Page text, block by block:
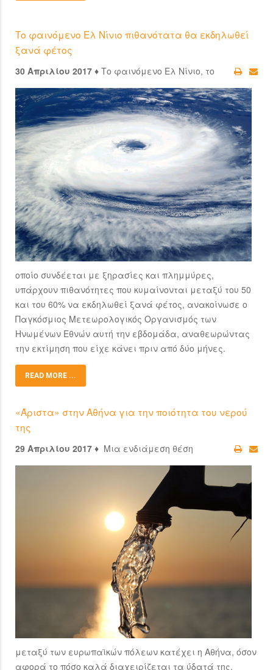
Το φαινόμενο Ελ Νίνιο πιθανότατα θα εκδηλωθεί
ξανά φέτος
30 Απριλίου 2017 ♦ Το φαινόμενο Ελ Νίνιο, το
οποίο συνδέεται με ξηρασίες και πλημμύρες,
υπάρχουν πιθανότητες που κυμαίνονται μεταξύ του 50
και του 60% να εκδηλωθεί ξανά φέτος, ανακοίνωσε ο
Παγκόσμιος Μετεωρολογικός Οργανισμός των
Ηνωμένων Εθνών αυτή την εβδομάδα, αναθεωρώντας
την εκτίμηση που είχε κάνει πριν από δύο μήνες.
READ MORE ...
«Άριστα» στην Αθήνα για την ποιότητα του νερού
της
29 Απριλίου 2017 ♦ Μια ενδιάμεση θέση
μεταξύ των ευρωπαϊκών πόλεων κατέχει η Αθήνα, όσον
αφορά το πόσο καλά διαχειρίζεται τα ύδατά της.